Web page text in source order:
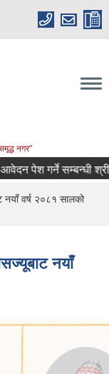
समृद्ध नगर"
पेश गर्ने सम्बन्धी श्री
वर्ष २०८१ सालको
नयाँ